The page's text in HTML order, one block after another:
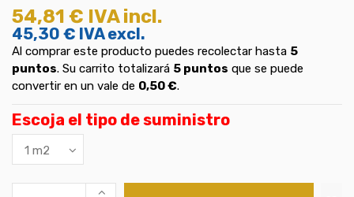
54,81 € IVA incl.
45,30 € IVA excl.
Al comprar este producto puedes recolectar hasta 5
puntos. Su carrito totalizará 5 puntos que se puede
convertir en un vale de 0,50 €.
Escoja el tipo de suministro